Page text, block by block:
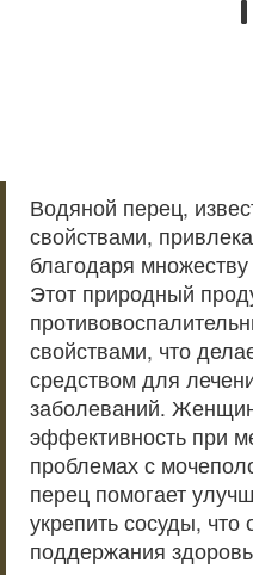
Водяной перец,
свойствами,
благодаря
Этот природный
свойствами, что
средством для
заболеваний.
эффективность при
проблемах с
перец помогает
укрепить сосуды,
поддержания